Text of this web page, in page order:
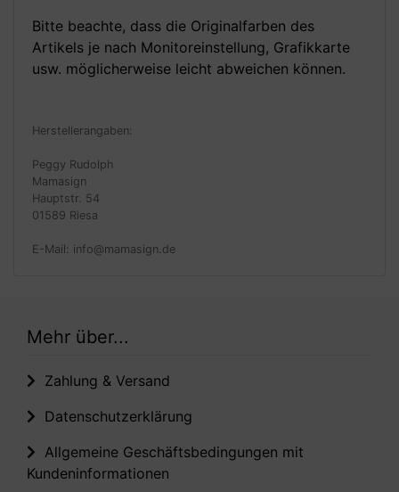
Bitte beachte, dass die Originalfarben des
Artikels je nach Monitoreinstellung, Grafikkarte
usw. möglicherweise leicht abweichen können.
Herstellerangaben:
Peggy Rudolph
Mamasign
Hauptstr. 54
01589 Riesa
E-Mail: info@mamasign.de
Mehr über...
Zahlung & Versand
Datenschutzerklärung
Allgemeine Geschäftsbedingungen mit
Kundeninformationen